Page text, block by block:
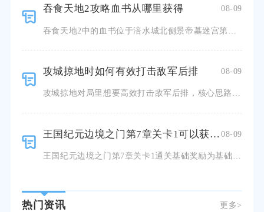
吞食天地2攻略血书从哪里获得 08-09
攻城掠地时如何有效打击敌军后排 08-09
攻城掠地对局里想要高效打击敌军后排，核心思路是依靠迂回突击武将、贯穿型战法搭配针对性阵法，优先切断敌
王国纪元边境之门第7章关卡1可以获得什么奖励 08-09
王国纪元边境之门第7章关卡1通关基础奖励为基础资源包、随机边境作战卡牌、边境徽章，达成三星完美通关额
热门资讯 更多>